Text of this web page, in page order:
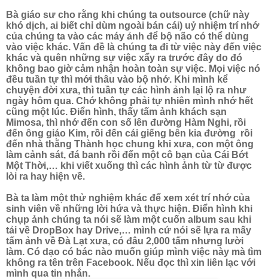
Bà giáo sư cho rằng khi chúng ta outsource (chữ này
khó dịch, ai biết chỉ dùm ngoài bán cái) uỷ nhiệm trí nhớ
của chúng ta vào các máy ảnh để bộ não có thể dùng
vào việc khác. Vấn đề là chúng ta đi từ việc này đến việc
khác và quên những sự việc xẩy ra trước đây do đó
không bao giờ cảm nhận hoàn toàn sự việc. Mọi việc nó
đều tuần tự thì mới thâu vào bộ nhớ. Khi mình kể
chuyện đời xưa, thì tuần tự các hình ảnh lại lộ ra như
ngày hôm qua. Chớ không phải tự nhiên mình nhớ hết
cũng một lúc. Điển hình, thấy tấm ảnh khách sạn
Mimosa, thì nhớ đến con số lên đường Hàm Nghi, rồi
đến ông giáo Kim, rồi đến cái giếng bên kia đường rồi
đến nhà thằng Thành học chung khi xưa, con một ông
làm cảnh sát, đá banh rồi đến một cô bạn của Cái Bớt
Một Thời,… khi viết xuống thì các hình ảnh từ từ được
lòi ra hay hiện về.
Bà ta làm một thử nghiệm khác để xem xét trí nhớ của
sinh viên về những lời hứa và thực hiện. Điển hình khi
chụp ảnh chúng ta nói sẽ làm một cuốn album sau khi
tải về DropBox hay Drive,… mình cứ nói sẽ lựa ra mấy
tấm ảnh về Đà Lạt xưa, có đâu 2,000 tấm nhưng lười
làm. Có dạo có bác nào muốn giúp mình việc này mà tìm
không ra tên trên Facebook. Nếu đọc thì xin liên lạc với
mình qua tin nhắn.